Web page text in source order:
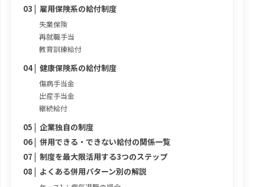
雇用保険系の給付制度
失業保険
再就職手当
教育訓練給付
健康保険系の給付制度
傷病手当金
出産手当金
継続給付
企業独自の制度
併用できる・できない給付の関係一覧
制度を最大限活用する3つのステップ
よくある併用パターン別の解説